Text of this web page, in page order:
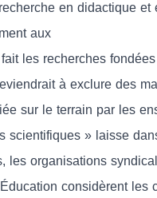
en didactique et
aux
les recherches
à exclure des
sur le terrain par les
scientifiques » laisse
les organisations
considèrent les